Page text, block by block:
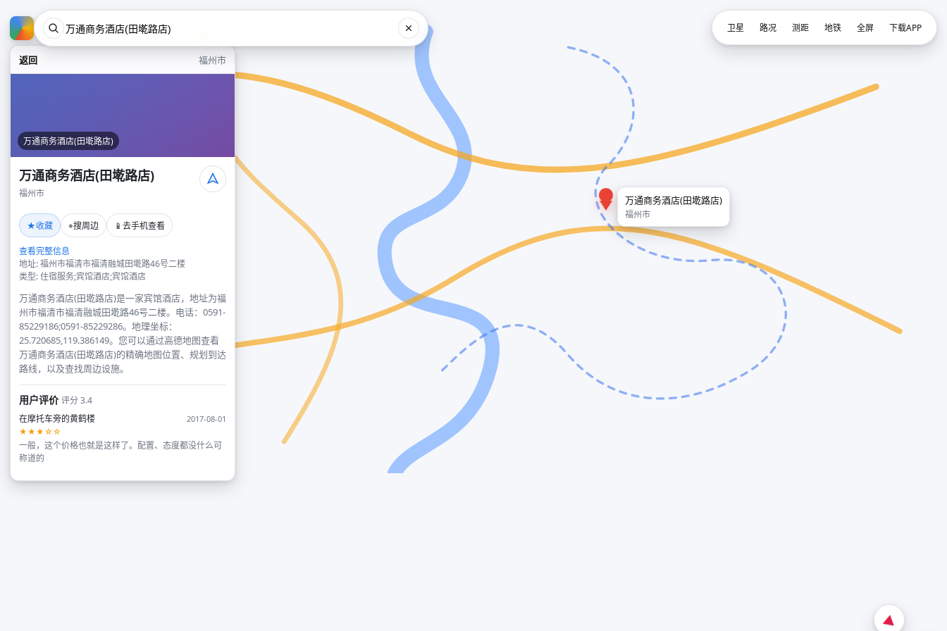
返回 福州市
万通商务酒店(田墘路店)
万通商务酒店(田墘路店)
福州市
★收藏 ⌖搜周边 📱 去手机查看
查看完整信息
地址: 福州市福清市福清融城田墘路46号二楼
类型: 住宿服务;宾馆酒店;宾馆酒店
万通商务酒店(田墘路店)是一家宾馆酒店，地址为福
州市福清市福清融城田墘路46号二楼。电话：0591-
85229186;0591-85229286。地理坐标：
25.720685,119.386149。您可以通过高德地图查看
万通商务酒店(田墘路店)的精确地图位置、规划到达
路线，以及查找周边设施。
用户评价评分 3.4
在摩托车旁的黄鹤楼
2017-08-01
★★★☆☆
一般，这个价格也就是这样了。配置、态度都没什么可
称道的
万通商务酒店(田墘路店)
福州市
卫星 路况 测距 地铁 全屏 下载APP